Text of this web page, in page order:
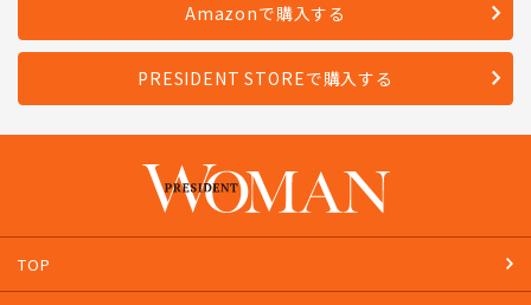
Amazonで購入する
PRESIDENT STOREで購入する
TOP